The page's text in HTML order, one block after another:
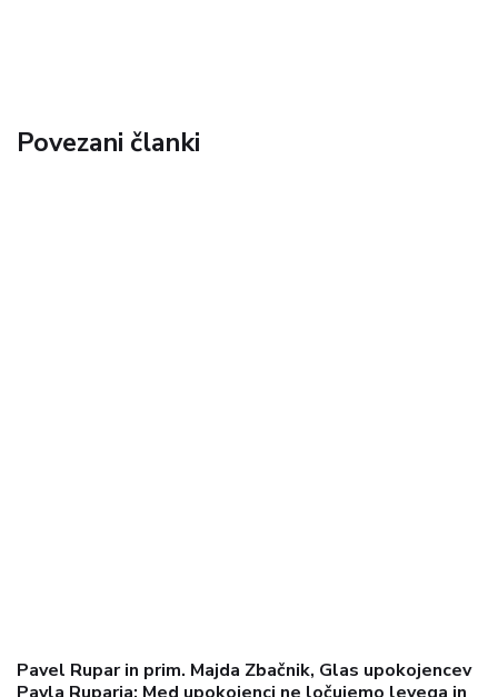
Povezani članki
Pavel Rupar in prim. Majda Zbačnik, Glas upokojencev